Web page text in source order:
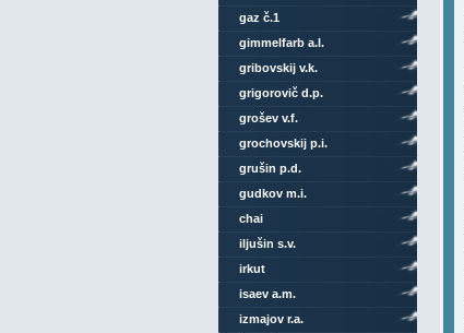
gaz č.1
gimmelfarb a.l.
gribovskij v.k.
grigorovič d.p.
grošev v.f.
grochovskij p.i.
grušin p.d.
gudkov m.i.
chai
iljušin s.v.
irkut
isaev a.m.
izmajov r.a.